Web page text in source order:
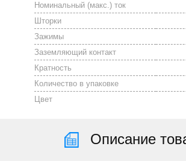
Номинальный (макс.) ток
Шторки
Зажимы
Заземляющий контакт
Кратность
Количество в упаковке
Цвет
Описание